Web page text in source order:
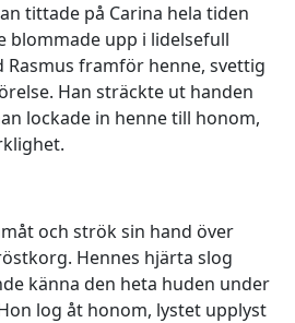
tittade på Carina hela tiden
blommade upp i lidelsefull
framför henne, svettig
Han sträckte ut handen
lockade in henne till honom,
och strök sin hand över
Hennes hjärta slog
känna den heta huden under
log åt honom, lystet upplyst